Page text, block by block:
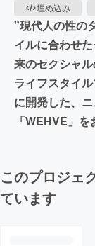
埋め込み
"現代人の性の
イルに合わせ
来のセクシャ
ライフスタイ
に開発した、
「WEHVE」を
このプロジェ
ています